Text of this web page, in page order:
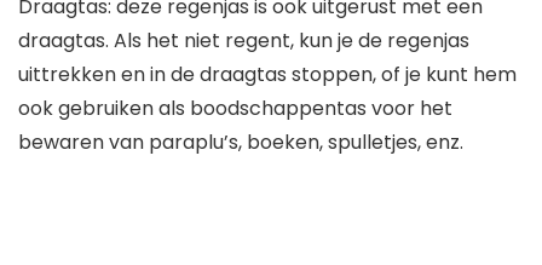
Draagtas: deze regenjas is ook uitgerust met een
draagtas. Als het niet regent, kun je de regenjas
uittrekken en in de draagtas stoppen, of je kunt hem
ook gebruiken als boodschappentas voor het
bewaren van paraplu’s, boeken, spulletjes, enz.